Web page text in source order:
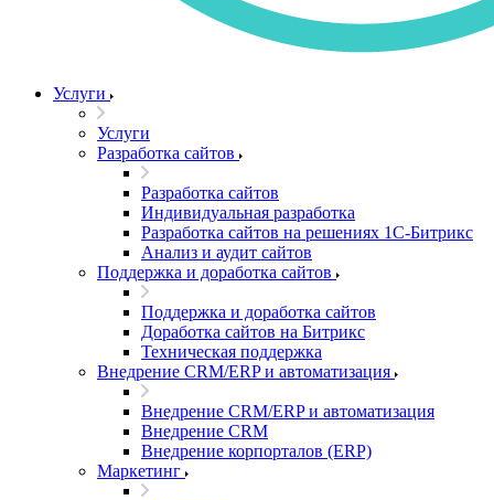
Услуги
Услуги
Разработка сайтов
Разработка сайтов
Индивидуальная разработка
Разработка сайтов на решениях 1С-Битрикс
Анализ и аудит сайтов
Поддержка и доработка сайтов
Поддержка и доработка сайтов
Доработка сайтов на Битрикс
Техническая поддержка
Внедрение CRM/ERP и автоматизация
Внедрение CRM/ERP и автоматизация
Внедрение CRM
Внедрение корпорталов (ERP)
Маркетинг